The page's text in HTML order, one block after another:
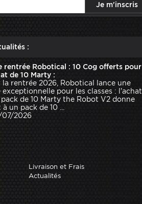
:
rentrée Robotical : 10 Cog offerts pour
de 10 Marty :
la rentrée 2026, Robotical lance une
exceptionnelle pour les classes : l'achat
de 10 Marty the Robot V2 donne
un pack de 10 ...
07/2026
Livraison et Frais
Actualités